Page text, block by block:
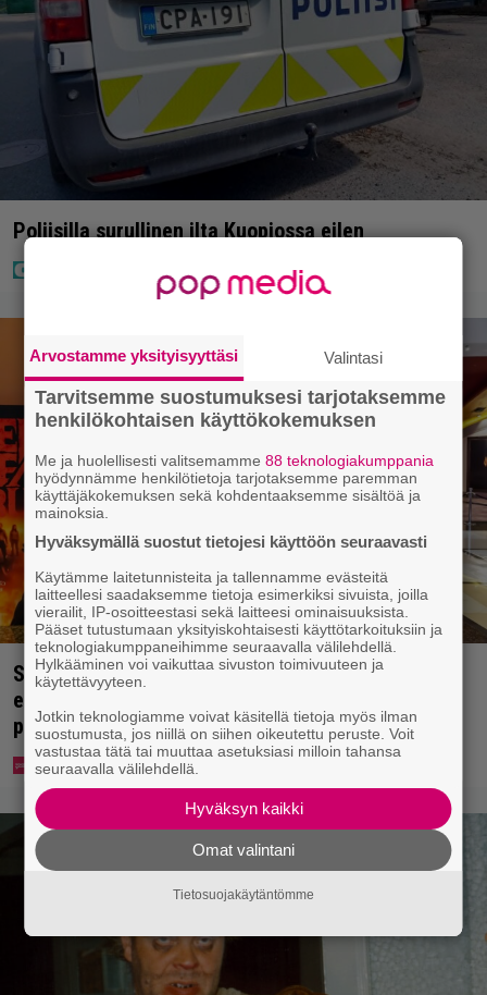
Poliisilla surullinen ilta Kuopiossa eilen
Spider-Man-näytös päättyi kaaokseen – koko
elokuvateatteri tyhjeni yhden katsojan pahojen
pierujen vuoksi
Arvostamme yksityisyyttäsi Valintasi
Tarvitsemme suostumuksesi tarjotaksemme
henkilökohtaisen käyttökokemuksen
Me ja huolellisesti valitsemamme88 teknologiakumppania
hyödynnämme henkilötietoja tarjotaksemme paremman
käyttäjäkokemuksen sekä kohdentaaksemme sisältöä ja
mainoksia.
Hyväksymällä suostut tietojesi käyttöön seuraavasti
Käytämme laitetunnisteita ja tallennamme evästeitä
laitteellesi saadaksemme tietoja esimerkiksi sivuista, joilla
vierailit, IP-osoitteestasi sekä laitteesi ominaisuuksista.
Pääset tutustumaan yksityiskohtaisesti käyttötarkoituksiin ja
teknologiakumppaneihimme seuraavalla välilehdellä.
Hylkääminen voi vaikuttaa sivuston toimivuuteen ja
käytettävyyteen.
Jotkin teknologiamme voivat käsitellä tietoja myös ilman
suostumusta, jos niillä on siihen oikeutettu peruste. Voit
vastustaa tätä tai muuttaa asetuksiasi milloin tahansa
seuraavalla välilehdellä.
Hyväksyn kaikki
Omat valintani
Tietosuojakäytäntömme